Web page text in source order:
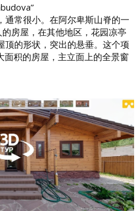
通常很小。在阿尔卑斯山脊的一
房屋，在其他地区，花园凉亭
顶的形状，突出的悬垂。这个项
积的房屋，主立面上的全景窗